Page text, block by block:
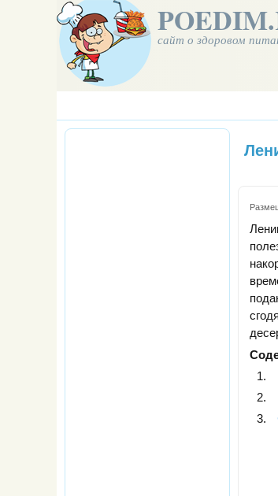
сайт о здоровом